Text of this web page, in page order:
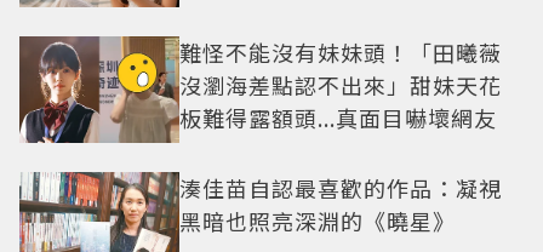
難怪不能沒有妹妹頭！「田曦薇
沒瀏海差點認不出來」甜妹天花
板難得露額頭...真面目嚇壞網友
湊佳苗自認最喜歡的作品：凝視
黑暗也照亮深淵的《曉星》